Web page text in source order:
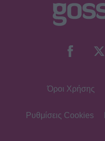
Όροι Χρήσης
Ρυθμίσεις Cookies